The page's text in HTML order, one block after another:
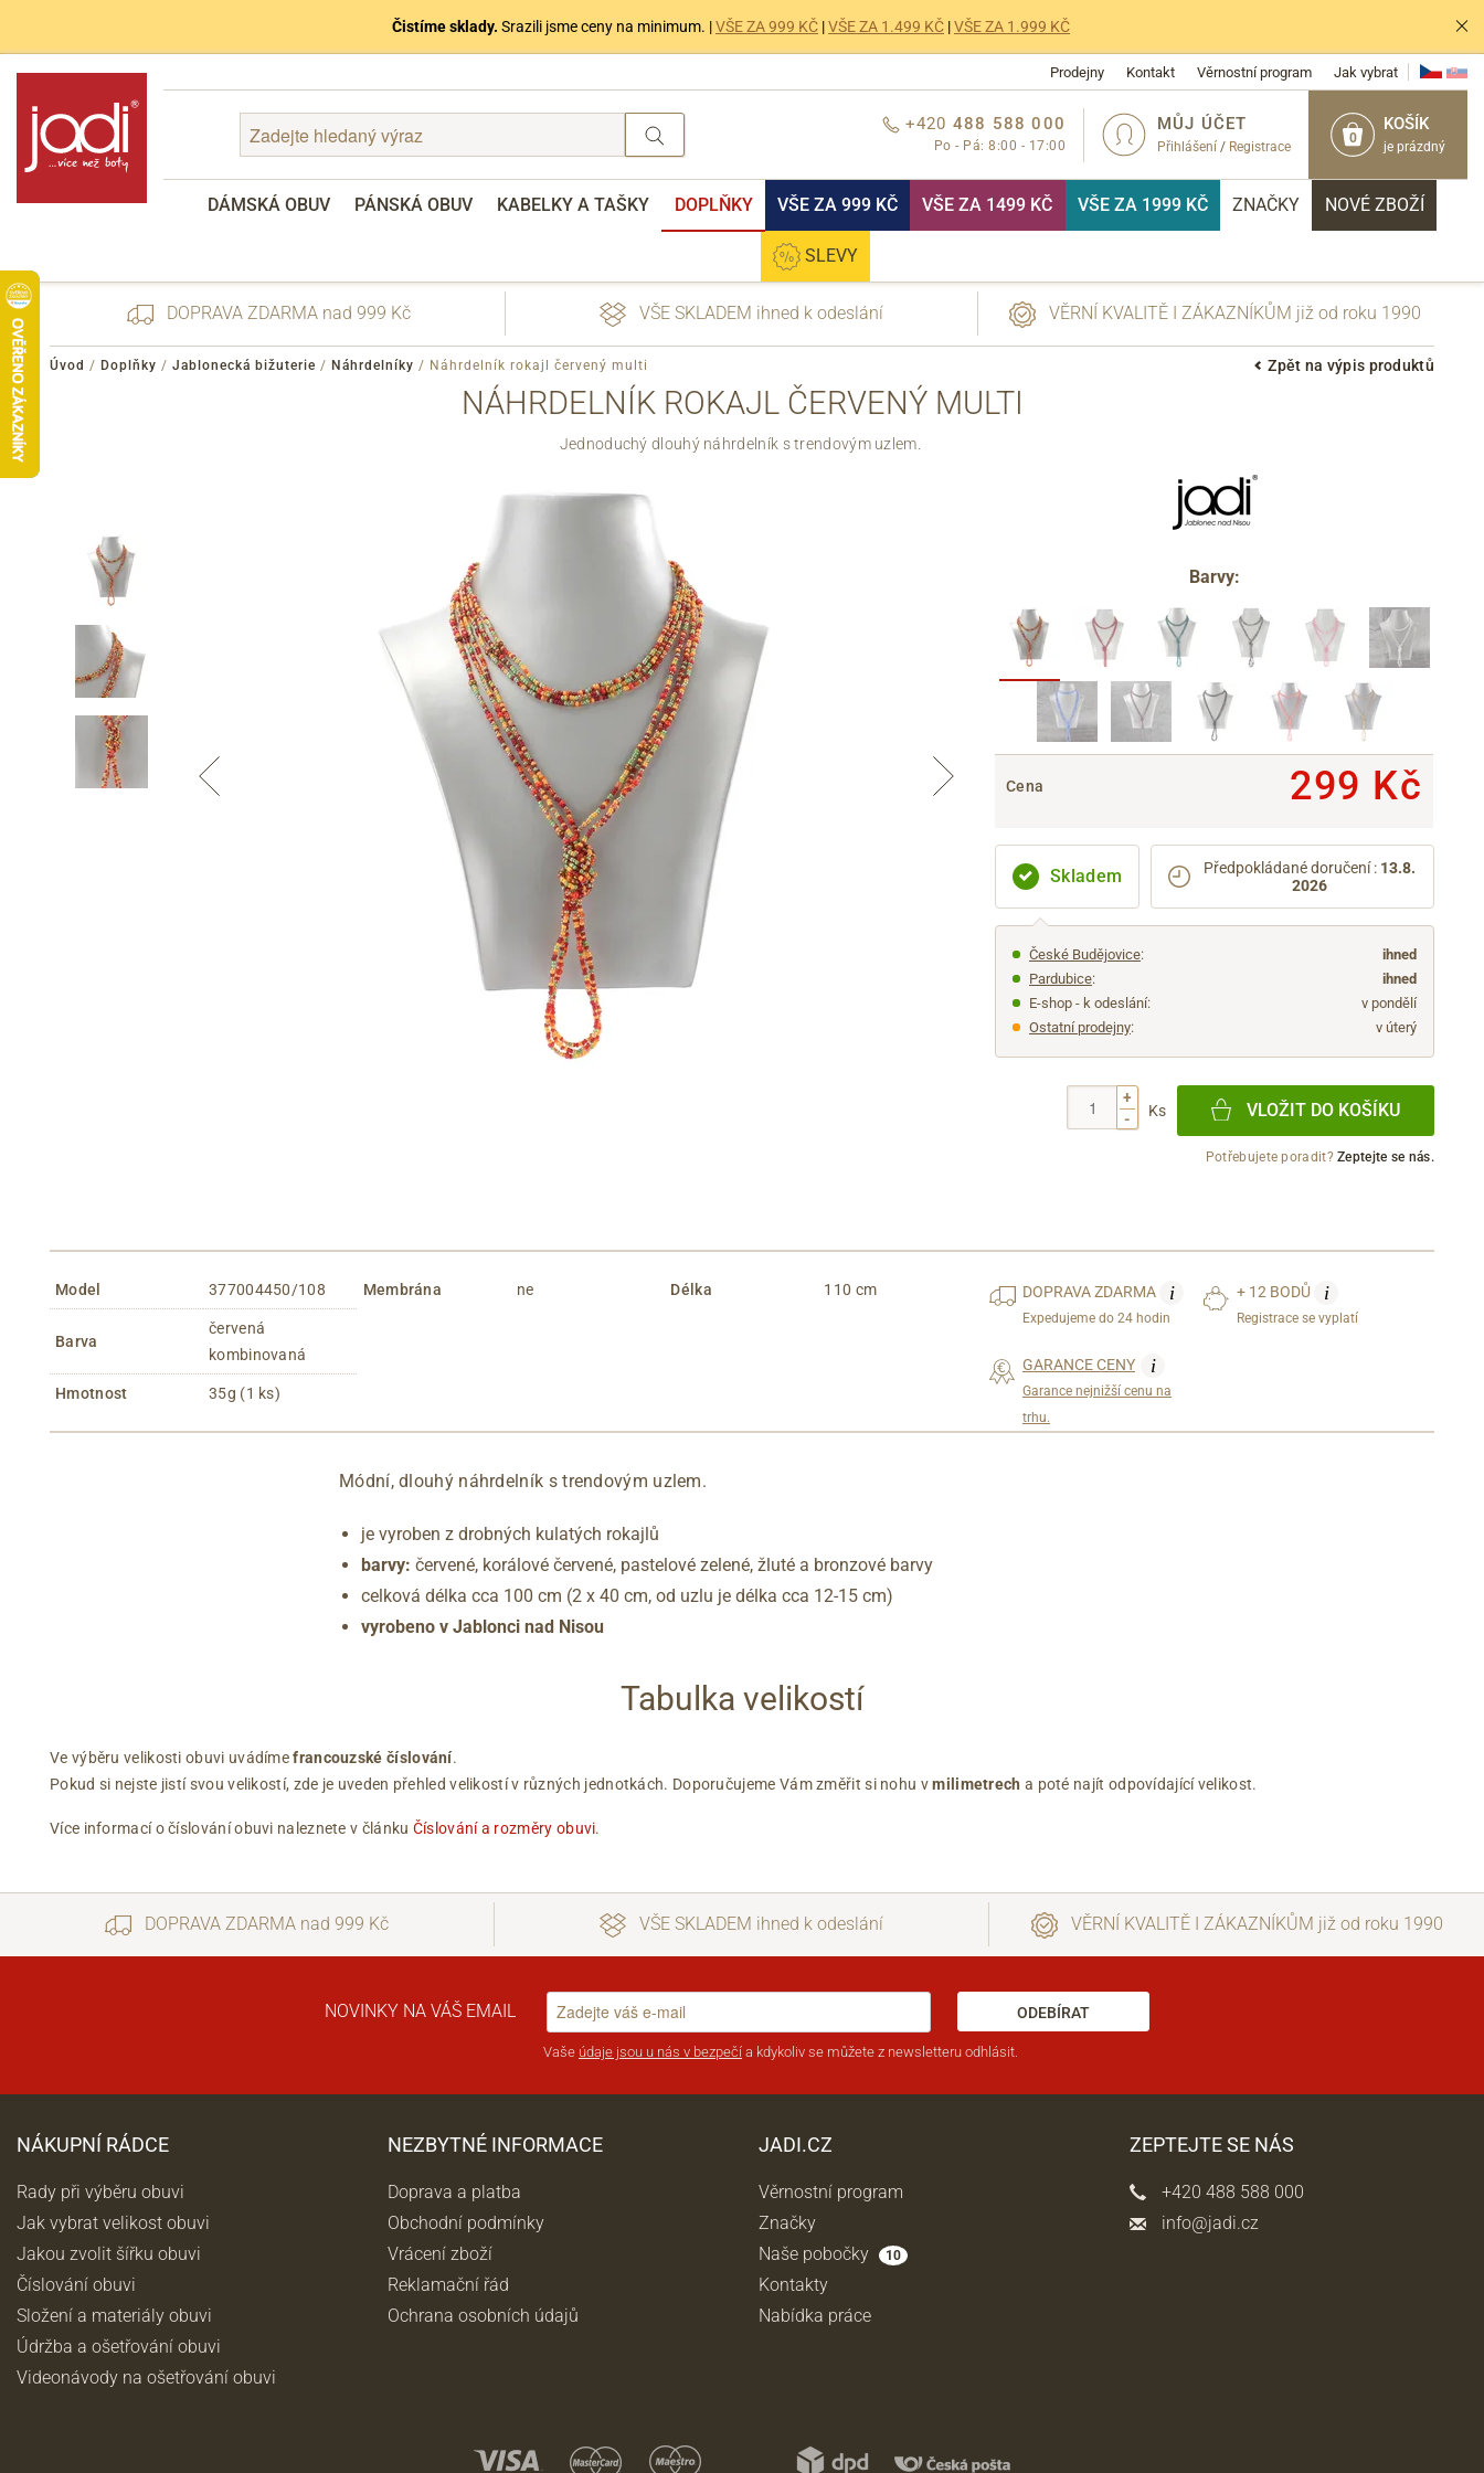
Čistíme sklady. Srazili jsme ceny na minimum. |VŠE ZA 999 KČ |VŠE ZA 1.499 KČ |VŠE ZA 1.999 KČ
Prodejny Kontakt Věrnostní program Jak vybrat
0
KOŠÍK
je prázdný
MŮJ ÚČET
Přihlášení / Registrace
+420 488 588 000
Po - Pá: 8:00 - 17:00
DÁMSKÁ OBUV PÁNSKÁ OBUV KABELKY A TAŠKY DOPLŇKY VŠE ZA 999 KČ VŠE ZA 1499 KČ VŠE ZA 1999 KČ ZNAČKY NOVÉ ZBOŽÍ
SLEVY
.
DOPRAVA ZDARMA nad 999 Kč VŠE SKLADEM ihned k odeslání VĚRNÍ KVALITĚ I ZÁKAZNÍKŮM již od roku 1990
Zpět na výpis produktů
Úvod / Doplňky / Jablonecká bižuterie / Náhrdelníky / Náhrdelník rokajl červený multi
NÁHRDELNÍK ROKAJL ČERVENÝ MULTI
Jednoduchý dlouhý náhrdelník s trendovým uzlem.
Barvy:
Cena 299 Kč
Skladem Předpokládané doručení : 13.8.
2026
České Budějovice:
ihned
Pardubice:
ihned
E-shop - k odeslání:
v pondělí
Ostatní prodejny: v úterý
+
-
Ks VLOŽIT DO KOŠÍKU
Potřebujete poradit?Zeptejte se nás.
Model 377004450/108
Barva
červená
kombinovaná
Hmotnost 35g (1 ks)
Membrána ne Délka 110 cm DOPRAVAZDARMA i
Expedujeme do 24 hodin
+ 12 BODŮ i
Registrace se vyplatí
GARANCE CENY i
Garance nejnižší cenu na
trhu.
Módní, dlouhý náhrdelník s trendovým uzlem.
je vyroben z drobných kulatých rokajlů
barvy: červené, korálové červené, pastelové zelené, žluté a bronzové barvy
celková délka cca 100 cm (2 x 40 cm, od uzlu je délka cca 12-15 cm)
vyrobeno v Jablonci nad Nisou
Tabulka velikostí
Ve výběru velikosti obuvi uvádímefrancouzské číslování.
Pokud si nejste jistí svou velikostí, zde je uveden přehled velikostí v různých jednotkách. Doporučujeme Vám změřit si nohu vmilimetrech a poté najít odpovídající velikost.
Více informací o číslování obuvi naleznete v článku Číslování a rozměry obuvi.
DOPRAVA ZDARMA nad 999 Kč VŠE SKLADEM ihned k odeslání VĚRNÍ KVALITĚ I ZÁKAZNÍKŮM již od roku 1990
NOVINKY NA VÁŠ EMAIL ODEBÍRAT
Vaše údaje jsou u nás v bezpečí a kdykoliv se můžete z newsletteru odhlásit.
NÁKUPNÍ RÁDCE
Rady při výběru obuvi
Jak vybrat velikost obuvi
Jakou zvolit šířku obuvi
Číslování obuvi
Složení a materiály obuvi
Údržba a ošetřování obuvi
Videonávody na ošetřování obuvi
NEZBYTNÉ INFORMACE
Doprava a platba
Obchodní podmínky
Vrácení zboží
Reklamační řád
Ochrana osobních údajů
JADI.CZ
Věrnostní program
Značky
Naše pobočky
10
Kontakty
Nabídka práce
ZEPTEJTE SE NÁS
+420 488 588 000
info@jadi.cz